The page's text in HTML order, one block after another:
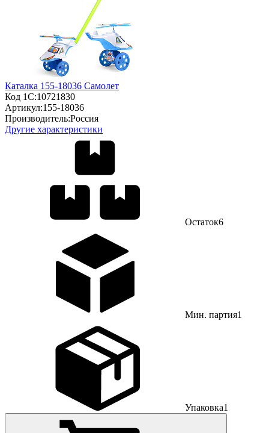
Каталка 155-18036 Самолет
Код 1С:10721830
Артикул:155-18036
Производитель:Россия
Другие характеристики
Остаток6
Мин. партия1
Упаковка1